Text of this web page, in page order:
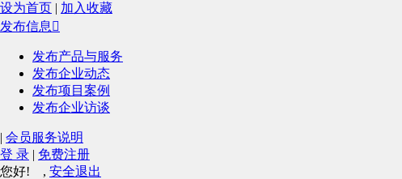
设为首页 | 加入收藏
发布信息 
发布产品与服务
发布企业动态
发布项目案例
发布企业访谈
| 会员服务说明
登 录 | 免费注册
您好!
, 安全退出